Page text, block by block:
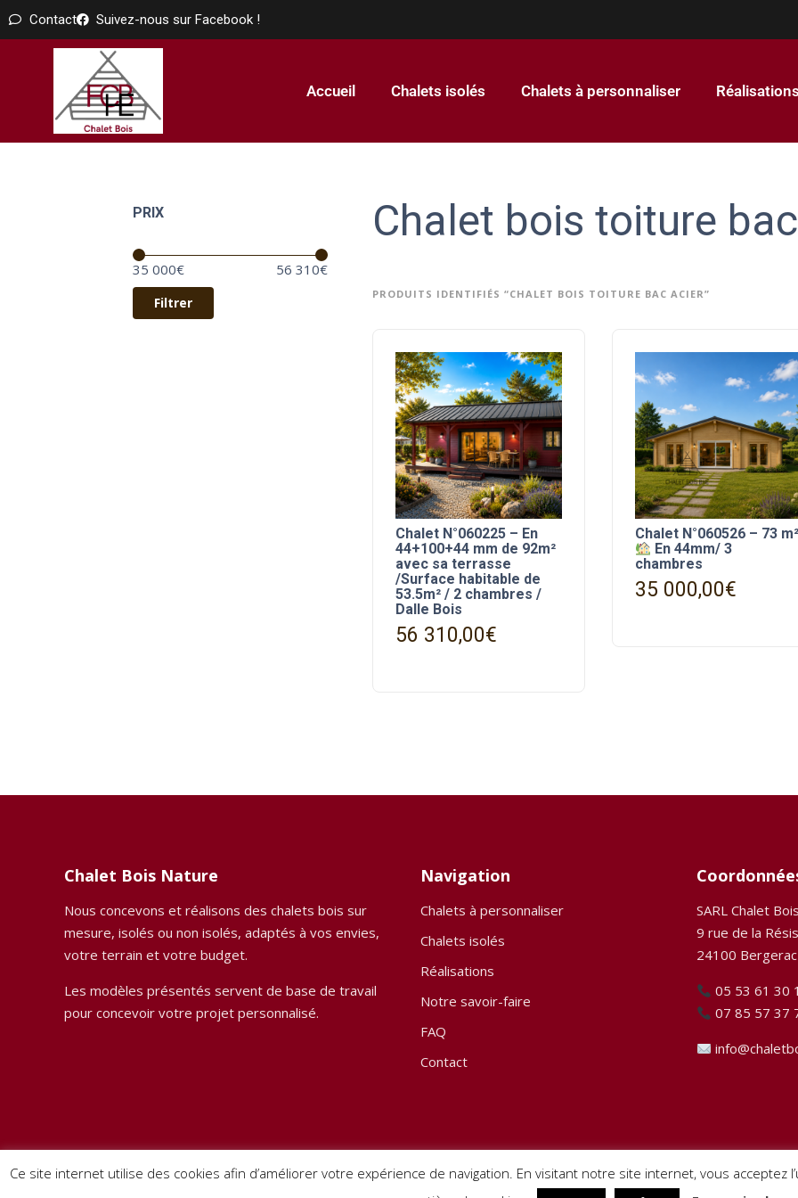
Contact Suivez-nous sur Facebook !
Accueil Chalets isolés Chalets à personnaliser
PRIX
Filtrer
35 000€ 56 310€
Chalet bois toiture
PRODUITS IDENTIFIÉS “CHALET BOIS TOITURE BAC ACIER”
Chalet N°060225 – En
44+100+44 mm de 92m²
avec sa terrasse
/Surface habitable de
53.5m² / 2 chambres /
Dalle Bois
56 310,00€
Chalet N°060526 – 73 m²
En 44mm/ 3
chambres
35 000,00€
Chalet Bois Nature
Nous concevons et réalisons des chalets bois sur
mesure, isolés ou non isolés, adaptés à vos envies,
votre terrain et votre budget.
Les modèles présentés servent de base de travail
pour concevoir votre projet personnalisé.
Navigation
Chalets à personnaliser
Chalets isolés
Réalisations
Notre savoir-faire
FAQ
Contact
SARL Chalet
9 rue de la
24100
05 53 61 30
07 85 57 37
Ce site internet utilise des cookies afin d’améliorer votre expérience de navigation. En visitant notre site internet, vous